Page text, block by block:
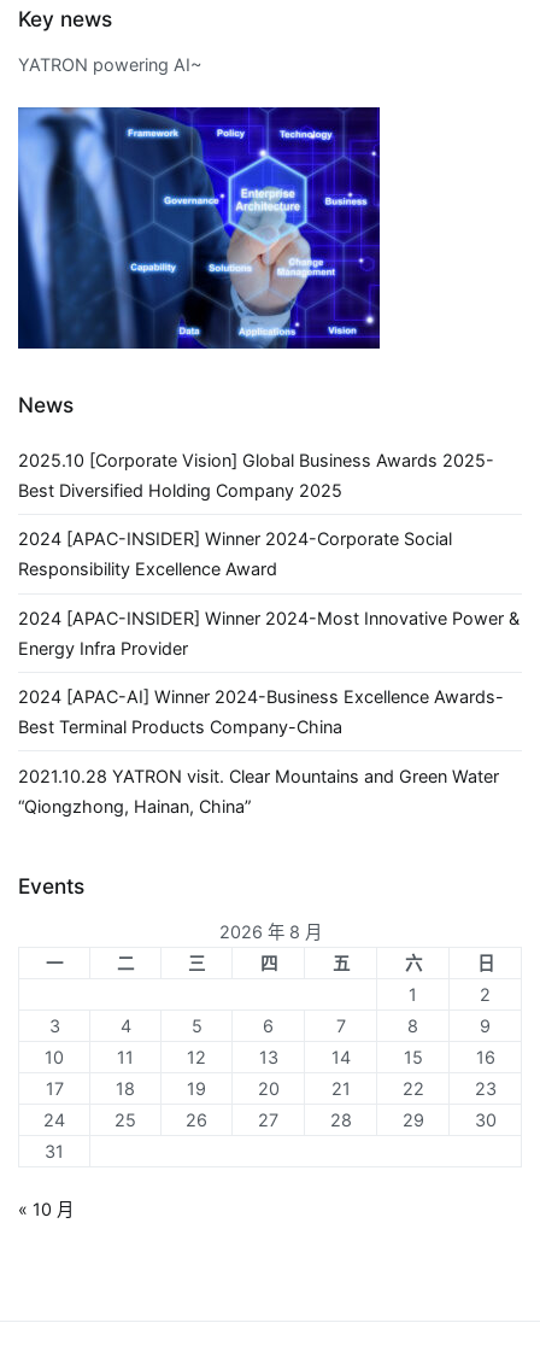
Key news
YATRON powering AI~
News
2025.10 [Corporate Vision] Global Business Awards 2025-
Best Diversified Holding Company 2025
2024 [APAC-INSIDER] Winner 2024-Corporate Social
Responsibility Excellence Award
2024 [APAC-INSIDER] Winner 2024-Most Innovative Power &
Energy Infra Provider
2024 [APAC-AI] Winner 2024-Business Excellence Awards-
Best Terminal Products Company-China
2021.10.28 YATRON visit. Clear Mountains and Green Water
“Qiongzhong, Hainan, China”
Events
2026 年 8 月
一
二 三 四 五 六
日
1
2
3
4 5 6 7 8
9
10
11 12 13 14 15
16
17
18 19 20 21 22
23
24
25 26 27 28 29
30
31
« 10 月